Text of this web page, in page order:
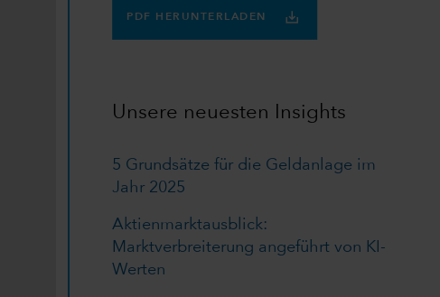
PDF HERUNTERLADEN
Unsere neuesten Insights
5 Grundsätze für die Geldanlage im
Jahr 2025
Aktienmarktausblick:
Marktverbreiterung angeführt von KI-
Werten